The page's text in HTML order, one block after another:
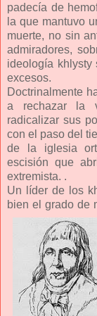
padecía de
la que mantuvo
muerte, no sin
admiradores,
ideología khlysty
excesos.
Doctrinalmente
a rechazar la
radicalizar sus
con el paso del
de la iglesia
escisión que
extremista. .
Un líder de los
bien el grado de